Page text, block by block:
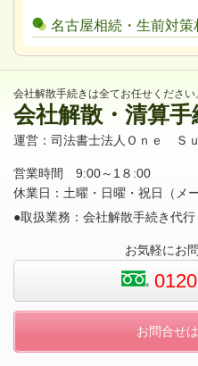
名古屋相続・生前対策
会社解散手続きは全てお任せください
会社解散・清算
運営：司法書士法人Ｏｎｅ Ｓ
営業時間 9:00～1８:00
休業日：土曜・日曜・祝日（メ
●取扱業務：会社解散手続き代行
お気軽にお
お問合せ